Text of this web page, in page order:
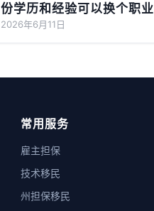
份学历和经验可以换个职
案例189/190上岸了！
2026年6月11日
常用服务
雇主担保
技术移民
州担保移民